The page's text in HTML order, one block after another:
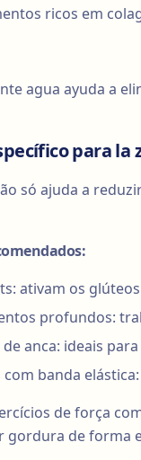
ricos em
agua ayuda a
para la
só ajuda a
ativam os
profundos:
de anca: ideais
com banda
de força
gordura de forma